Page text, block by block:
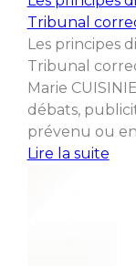
Tribunal
Les principes
Tribunal
Marie
débats,
prévenu ou
Lire la suite